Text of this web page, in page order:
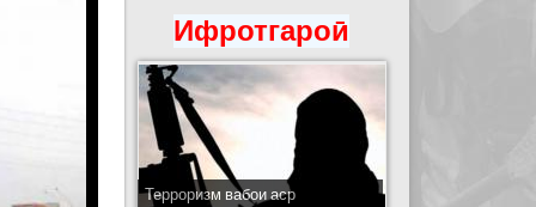
Ифротгароӣ
Терроризм вабои аср